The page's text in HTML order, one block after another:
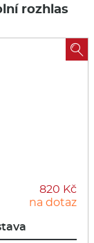
rozhlas
820 Kč
na dotaz
